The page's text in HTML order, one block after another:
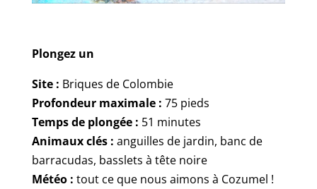
Plongez un
Site : Briques de Colombie
Profondeur maximale : 75 pieds
Temps de plongée : 51 minutes
Animaux clés : anguilles de jardin, banc de
barracudas, basslets à tête noire
Météo : tout ce que nous aimons à Cozumel !